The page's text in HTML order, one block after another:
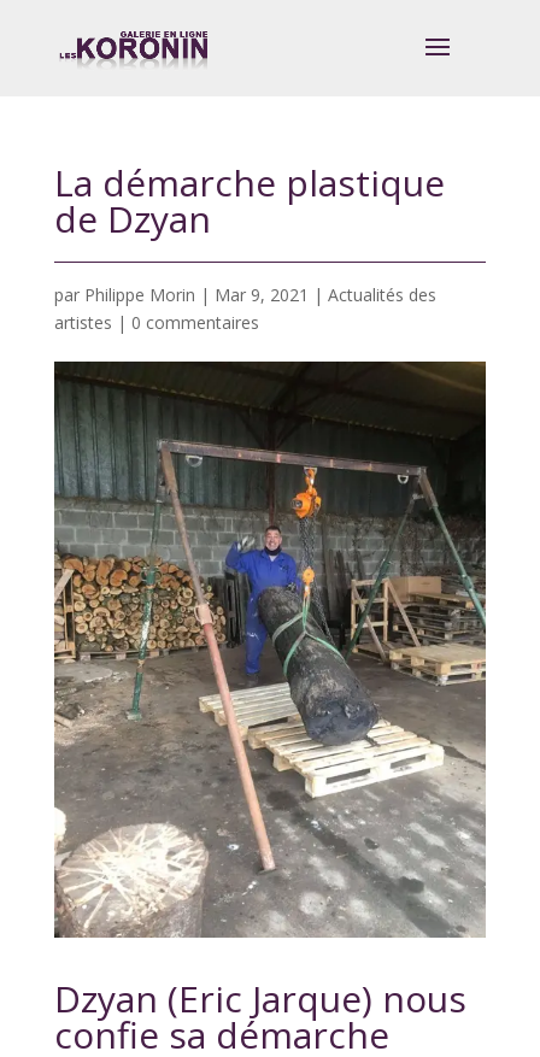
La démarche plastique
de Dzyan
par Philippe Morin | Mar 9, 2021 | Actualités des
artistes | 0 commentaires
Dzyan (Eric Jarque) nous
confie sa démarche